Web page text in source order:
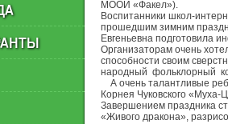
МООИ «Факел»).
Воспитанники школ-
прошедшим зимним
Евгеньевна подготовила
Организаторам очень
способности своим
народный фольклорный
А очень талантливые
Корнея Чуковского «Муха-
Завершением праздника
«Живого дракона»,